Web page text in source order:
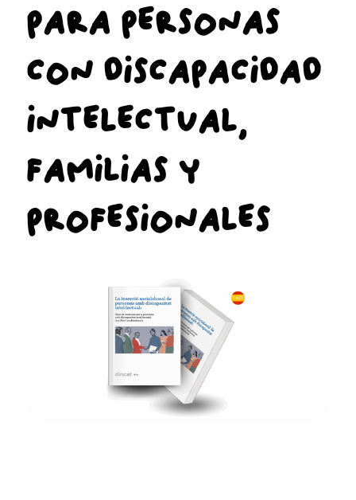
PARA PERSONAS
CON DISCAPACIDAD
INTELECTUAL,
FAMILIAS Y
PROFESIONALES